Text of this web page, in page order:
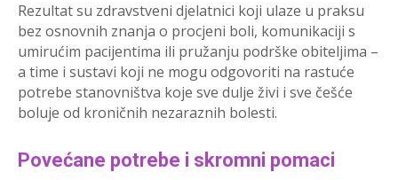
Rezultat su zdravstveni djelatnici koji ulaze u praksu
bez osnovnih znanja o procjeni boli, komunikaciji s
umirućim pacijentima ili pružanju podrške obiteljima –
a time i sustavi koji ne mogu odgovoriti na rastuće
potrebe stanovništva koje sve dulje živi i sve češće
boluje od kroničnih nezaraznih bolesti.
Povećane potrebe i skromni pomaci